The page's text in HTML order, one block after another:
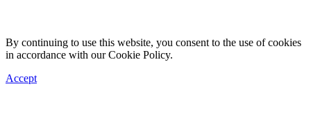
By continuing to use this website, you consent to the use of cookies
in accordance with our Cookie Policy.
Accept